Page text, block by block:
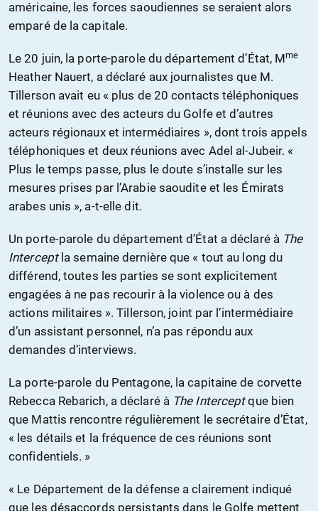
américaine, les forces saoudiennes se seraient alors
emparé de la capitale.
Le 20 juin, la porte-parole du département d’État, Mme
Heather Nauert, a déclaré aux journalistes que M.
Tillerson avait eu « plus de 20 contacts téléphoniques
et réunions avec des acteurs du Golfe et d’autres
acteurs régionaux et intermédiaires », dont trois appels
téléphoniques et deux réunions avec Adel al-Jubeir. «
Plus le temps passe, plus le doute s’installe sur les
mesures prises par l’Arabie saoudite et les Émirats
arabes unis », a-t-elle dit.
Un porte-parole du département d’État a déclaré à The
Interceptla semaine dernière que « tout au long du
différend, toutes les parties se sont explicitement
engagées à ne pas recourir à la violence ou à des
actions militaires ». Tillerson, joint par l’intermédiaire
d’un assistant personnel, n’a pas répondu aux
demandes d’interviews.
La porte-parole du Pentagone, la capitaine de corvette
Rebecca Rebarich, a déclaré à The Interceptque bien
que Mattis rencontre régulièrement le secrétaire d’État,
« les détails et la fréquence de ces réunions sont
confidentiels. »
« Le Département de la défense a clairement indiqué
que les désaccords persistants dans le Golfe mettent